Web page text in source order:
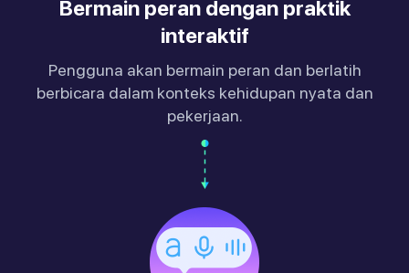
Bermain peran dengan praktik
interaktif
Pengguna akan bermain peran dan berlatih
berbicara dalam konteks kehidupan nyata dan
pekerjaan.